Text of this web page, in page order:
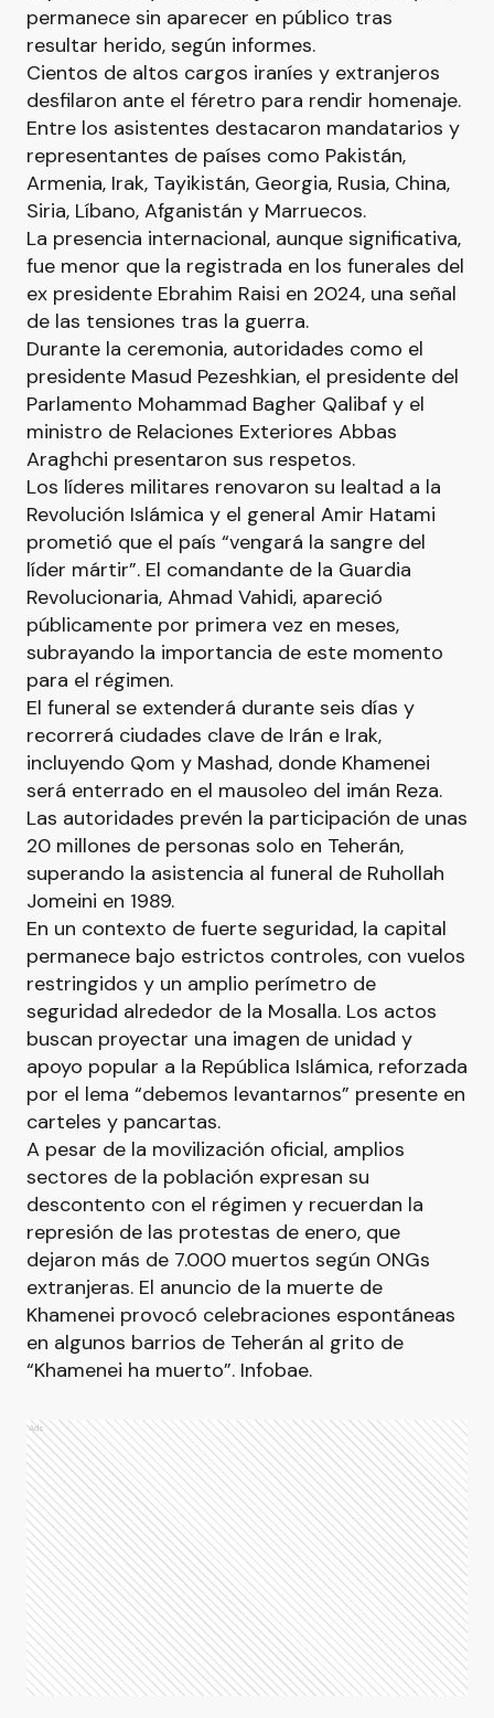
permanece sin aparecer en público tras
resultar herido, según informes.
Cientos de altos cargos iraníes y extranjeros
desfilaron ante el féretro para rendir homenaje.
Entre los asistentes destacaron mandatarios y
representantes de países como Pakistán,
Armenia, Irak, Tayikistán, Georgia, Rusia, China,
Siria, Líbano, Afganistán y Marruecos.
La presencia internacional, aunque significativa,
fue menor que la registrada en los funerales del
ex presidente Ebrahim Raisi en 2024, una señal
de las tensiones tras la guerra.
Durante la ceremonia, autoridades como el
presidente Masud Pezeshkian, el presidente del
Parlamento Mohammad Bagher Qalibaf y el
ministro de Relaciones Exteriores Abbas
Araghchi presentaron sus respetos.
Los líderes militares renovaron su lealtad a la
Revolución Islámica y el general Amir Hatami
prometió que el país “vengará la sangre del
líder mártir”. El comandante de la Guardia
Revolucionaria, Ahmad Vahidi, apareció
públicamente por primera vez en meses,
subrayando la importancia de este momento
para el régimen.
El funeral se extenderá durante seis días y
recorrerá ciudades clave de Irán e Irak,
incluyendo Qom y Mashad, donde Khamenei
será enterrado en el mausoleo del imán Reza.
Las autoridades prevén la participación de unas
20 millones de personas solo en Teherán,
superando la asistencia al funeral de Ruhollah
Jomeini en 1989.
En un contexto de fuerte seguridad, la capital
permanece bajo estrictos controles, con vuelos
restringidos y un amplio perímetro de
seguridad alrededor de la Mosalla. Los actos
buscan proyectar una imagen de unidad y
apoyo popular a la República Islámica, reforzada
por el lema “debemos levantarnos” presente en
carteles y pancartas.
A pesar de la movilización oficial, amplios
sectores de la población expresan su
descontento con el régimen y recuerdan la
represión de las protestas de enero, que
dejaron más de 7.000 muertos según ONGs
extranjeras. El anuncio de la muerte de
Khamenei provocó celebraciones espontáneas
en algunos barrios de Teherán al grito de
“Khamenei ha muerto”. Infobae.
Ads